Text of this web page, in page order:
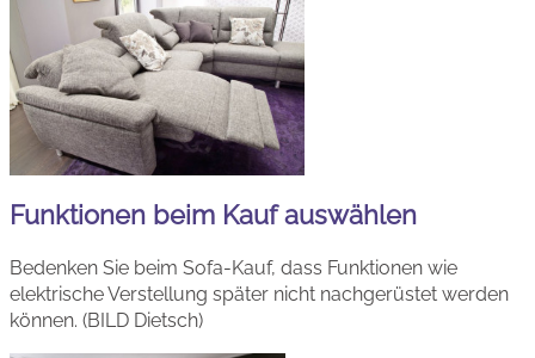
Funktionen beim Kauf auswählen
Bedenken Sie beim Sofa-Kauf, dass Funktionen wie
elektrische Verstellung später nicht nachgerüstet werden
können. (BILD Dietsch)